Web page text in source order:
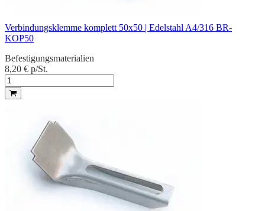
Verbindungsklemme komplett 50x50 | Edelstahl A4/316 BR-
KOP50
Befestigungsmaterialien
8,20 € p/St.